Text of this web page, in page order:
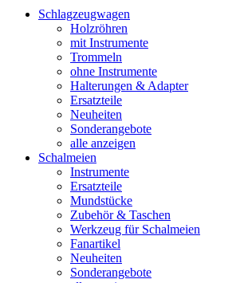
Schlagzeugwagen
Holzröhren
mit Instrumente
Trommeln
ohne Instrumente
Halterungen & Adapter
Ersatzteile
Neuheiten
Sonderangebote
alle anzeigen
Schalmeien
Instrumente
Ersatzteile
Mundstücke
Zubehör & Taschen
Werkzeug für Schalmeien
Fanartikel
Neuheiten
Sonderangebote